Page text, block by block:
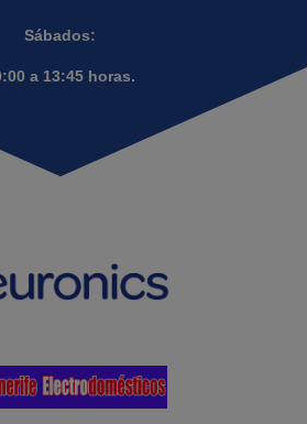
Sábados:
a 13:45 horas.